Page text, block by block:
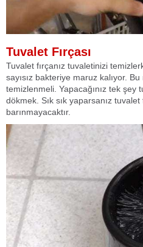
Tuvalet Fırçası
Tuvalet fırçanız tuvaletinizi
sayısız bakteriye maruz kalıyor.
temizlenmeli. Yapacağınız tek şey
dökmek. Sık sık yaparsanız
barınmayacaktır.